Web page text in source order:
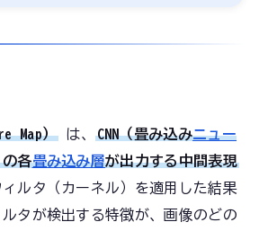
Map）は、 CNN（畳み込みニュー
の各畳み込み層が出力する中間表現
ルタ（カーネル）を適用した結果
タが検出する特徴が、画像のどの